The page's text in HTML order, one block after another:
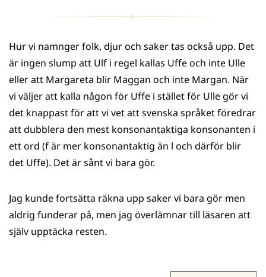
Hur vi namnger folk, djur och saker tas också upp. Det
är ingen slump att Ulf i regel kallas Uffe och inte Ulle
eller att Margareta blir Maggan och inte Margan. När
vi väljer att kalla någon för Uffe i stället för Ulle gör vi
det knappast för att vi vet att svenska språket föredrar
att dubblera den mest konsonantaktiga konsonanten i
ett ord (f är mer konsonantaktig än l och därför blir
det Uffe). Det är sånt vi bara gör.
Jag kunde fortsätta räkna upp saker vi bara gör men
aldrig funderar på, men jag överlämnar till läsaren att
själv upptäcka resten.